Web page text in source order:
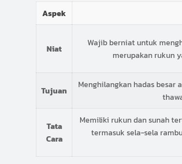
Aspek
Niat
Wajib berniat untuk
merupakan rukun
Tujuan
Menghilangkan hadas besar
Tata
Cara
Memiliki rukun dan sunah
termasuk sela-sela